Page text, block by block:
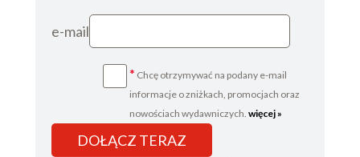
e-mail
* Chcę otrzymywać na podany e-mail
informacje o zniżkach, promocjach oraz
nowościach wydawniczych. więcej »
DOŁĄCZ TERAZ